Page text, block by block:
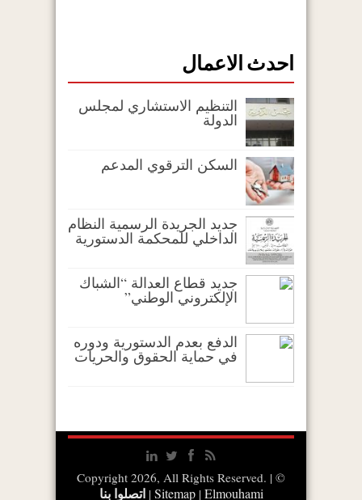
احدث الاعمال
التنظيم الاستشاري لمجلس
الدولة
السكن الترقوي المدعم
جديد الجريدة الرسمية النظام
الداخلي للمحكمة الدستورية
جديد قطاع العدالة “الشباك
الإلكتروني الوطني”
الدفع بعدم الدستورية ودوره
في حماية الحقوق والحريات
© Copyright 2026, All Rights Reserved. |
Sitemap| Elmouhami
|اتصلوا بنا